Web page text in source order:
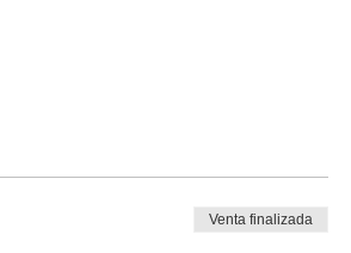
Venta finalizada